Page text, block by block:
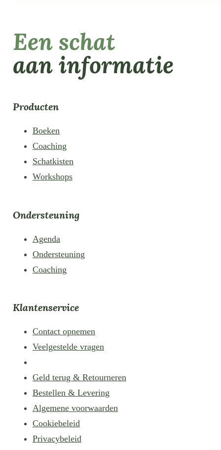
Een schat
aan informatie
Producten
Boeken
Coaching
Schatkisten
Workshops
Ondersteuning
Agenda
Ondersteuning
Coaching
Klantenservice
Contact opnemen
Veelgestelde vragen
Geld terug & Retourneren
Bestellen & Levering
Algemene voorwaarden
Cookiebeleid
Privacybeleid